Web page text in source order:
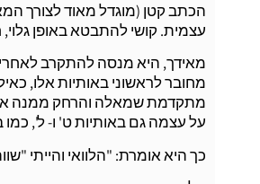
הכתב קטן (מוגדל מאוד לצורך
עצמית. קושי להתבטא באופן
מאידך, היא מנסה להתקרב
מחובר לראשוני באותיות אלו,
מתקדמת שמאלה והרחק ממנה אך
על עצמה גם באותיות ט' ו- ל',
כך היא אומרת: "הלוואי והייתי